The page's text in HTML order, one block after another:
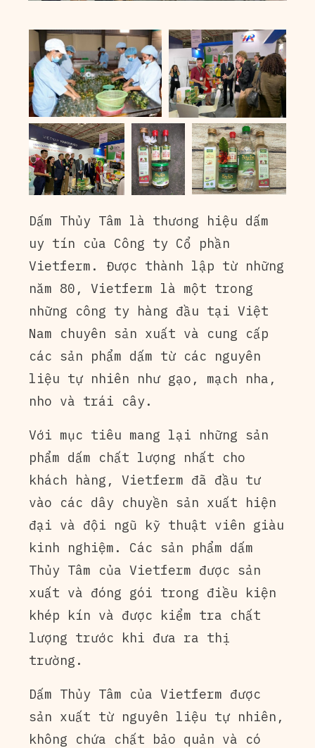
Dấm Thủy Tâm là thương hiệu dấm
uy tín của Công ty Cổ phần
Vietferm. Được thành lập từ những
năm 80, Vietferm là một trong
những công ty hàng đầu tại Việt
Nam chuyên sản xuất và cung cấp
các sản phẩm dấm từ các nguyên
liệu tự nhiên như gạo, mạch nha,
nho và trái cây.
Với mục tiêu mang lại những sản
phẩm dấm chất lượng nhất cho
khách hàng, Vietferm đã đầu tư
vào các dây chuyền sản xuất hiện
đại và đội ngũ kỹ thuật viên giàu
kinh nghiệm. Các sản phẩm dấm
Thủy Tâm của Vietferm được sản
xuất và đóng gói trong điều kiện
khép kín và được kiểm tra chất
lượng trước khi đưa ra thị
trường.
Dấm Thủy Tâm của Vietferm được
sản xuất từ nguyên liệu tự nhiên,
không chứa chất bảo quản và có